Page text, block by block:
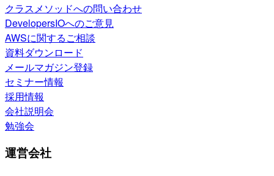
クラスメソッドへの問い合わせ
DevelopersIOへのご意見
AWSに関するご相談
資料ダウンロード
メールマガジン登録
セミナー情報
採用情報
会社説明会
勉強会
運営会社